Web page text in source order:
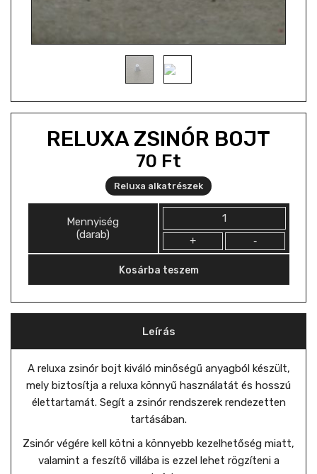
RELUXA ZSINÓR BOJT
70 Ft
Reluxa alkatrészek
Mennyiség
(darab)
Kosárba teszem
Leírás
A reluxa zsinór bojt kiváló minőségű anyagból készült,
mely biztosítja a reluxa könnyű használatát és hosszú
élettartamát. Segít a zsinór rendszerek rendezetten
tartásában.
Zsinór végére kell kötni a könnyebb kezelhetőség miatt,
valamint a feszítő villába is ezzel lehet rögzíteni a